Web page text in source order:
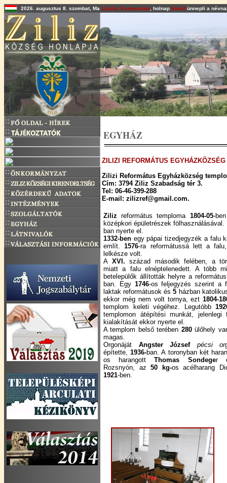
2026. augusztus 8. szombat, Ma László, Eszmeralda , holnap Emőd ünnepli a
EGYHÁZ
ZILIZI REFORMÁTUS EGYHÁZKÖZSÉG
Zilizi Református Egyházközség
Cím: 3794 Ziliz Szabadság tér 3.
Tel: 06-46-399-288
E-mail: zilizref@gmail.com.
Ziliz református temploma 1804-05-
középkori épületrészek
ban nyerte el.
1332-ben egy pápai tizedjegyzék a falu
említ.1576-ra reformátussá lett a
lelkésze volt.
A XVI. század második felében, a
miatt a falu elnéptelenedett. A több
betelepülők állították helyre a
ban. Egy 1746-os feljegyzés szerint a
laktak reformátusok és5 házban
ekkor még nem volt tornya, ezt1804-
templom keleti végéhez. Legutóbb
templomon átépítési munkát, jelenlegi
kialakítását ekkor nyerte el.
A templom belső terében 280ülőhely
magas.
Orgonáját Angster József
pécsi
építette,1936-ban. A toronyban két
os harangottThomas Sondeger
Rozsnyón, az 50 kg-os acélharang
1921-ben.